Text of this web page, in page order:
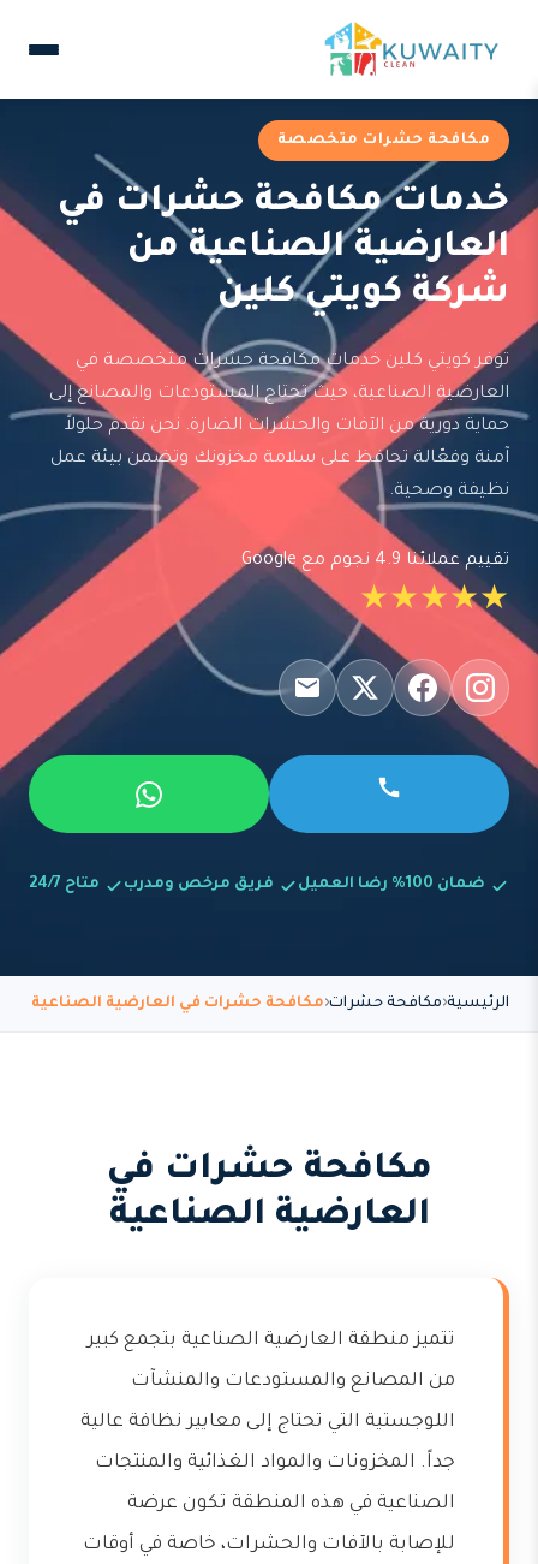
مكافحة حشرات متخصصة
خدمات مكافحة حشرات في
العارضية الصناعية من
شركة كويتي كلين
توفر كويتي كلين خدمات مكافحة حشرات متخصصة في
العارضية الصناعية، حيث تحتاج المستودعات والمصانع إلى
حماية دورية من الآفات والحشرات الضارة. نحن نقدم حلولاً
آمنة وفعّالة تحافظ على سلامة مخزونك وتضمن بيئة عمل
نظيفة وصحية.
تقييم عملائنا 4.9 نجوم مع Google
★★★★★
ضمان 100% رضا العميل فريق مرخص ومدرب متاح 24/7
الرئيسية مكافحة حشرات مكافحة حشرات في العارضية الصناعية
مكافحة حشرات في
العارضية الصناعية
تتميز منطقة العارضية الصناعية بتجمع كبير
من المصانع والمستودعات والمنشآت
اللوجستية التي تحتاج إلى معايير نظافة عالية
جداً. المخزونات والمواد الغذائية والمنتجات
الصناعية في هذه المنطقة تكون عرضة
للإصابة بالآفات والحشرات، خاصة في أوقات